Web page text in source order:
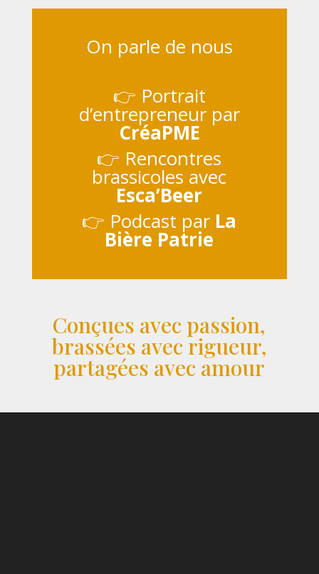
On parle de nous
👉 Portrait
d’entrepreneur par
CréaPME
👉 Rencontres
brassicoles avec
Esca’Beer
👉 Podcast par La
Bière Patrie
Conçues avec passion,
brassées avec rigueur,
partagées avec amour